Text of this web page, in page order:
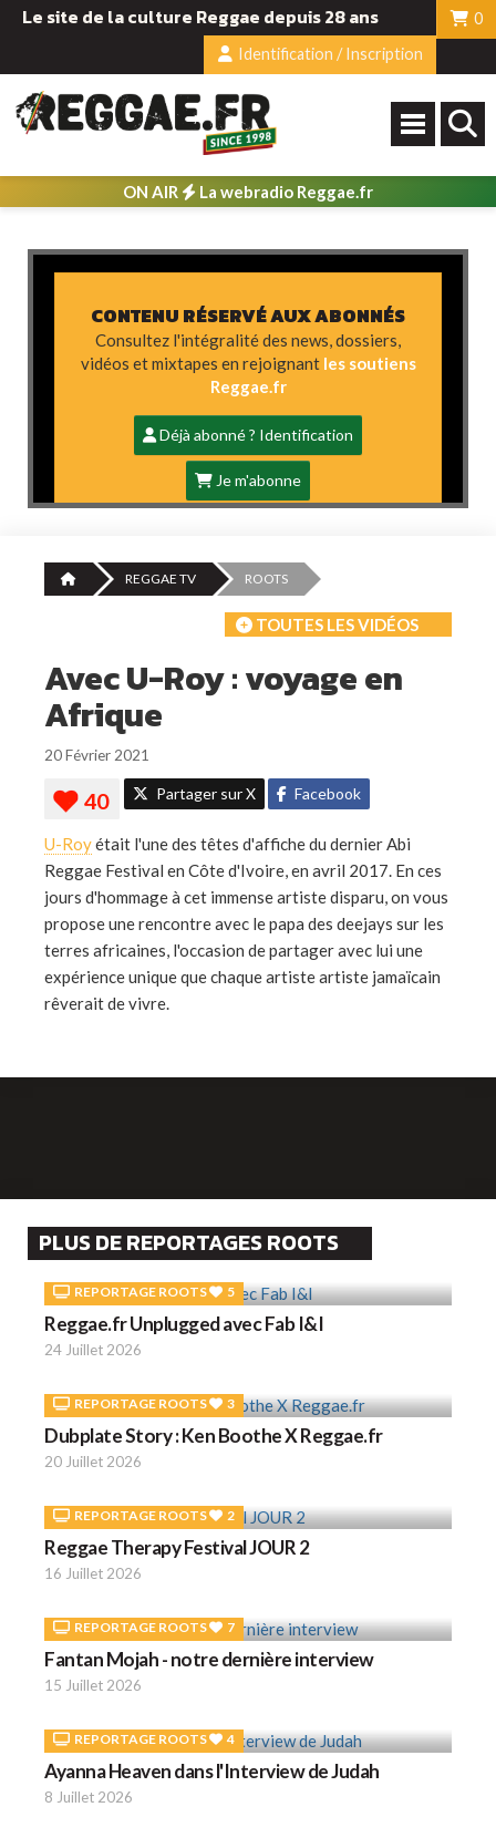
Le site de la culture Reggae depuis 28 ans
0
Identification / Inscription
ON AIR La webradio Reggae.fr
CONTENU RÉSERVÉ AUX ABONNÉS
Consultez l'intégralité des news, dossiers,
vidéos et mixtapes en rejoignant les soutiens
Reggae.fr
Déjà abonné ? Identification
Je m'abonne
REGGAE TV ROOTS
TOUTES LES VIDÉOS
Avec U-Roy : voyage en
Afrique
20 Février 2021
Partager sur X Facebook
U-Royétait l'une des têtes d'affiche du dernier Abi
Reggae Festival en Côte d'Ivoire, en avril 2017. En ces
jours d'hommage à cet immense artiste disparu, on vous
propose une rencontre avec le papa des deejays sur les
terres africaines, l'occasion de partager avec lui une
expérience unique que chaque artiste artiste jamaïcain
rêverait de vivre.
PLUS DE REPORTAGES ROOTS
REPORTAGE ROOTS 5
Reggae.fr Unplugged avec Fab I&I
24 Juillet 2026
REPORTAGE ROOTS 3
Dubplate Story : Ken Boothe X Reggae.fr
20 Juillet 2026
REPORTAGE ROOTS 2
Reggae Therapy Festival JOUR 2
16 Juillet 2026
REPORTAGE ROOTS 7
Fantan Mojah - notre dernière interview
15 Juillet 2026
REPORTAGE ROOTS 4
Ayanna Heaven dans l'Interview de Judah
8 Juillet 2026